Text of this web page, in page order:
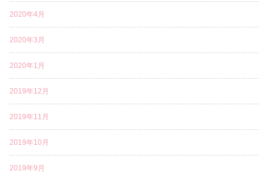
2020年4月
2020年3月
2020年1月
2019年12月
2019年11月
2019年10月
2019年9月